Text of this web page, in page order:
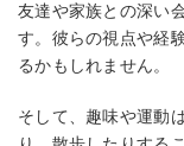
友達や家族との深い
す。彼らの視点や経
るかもしれません。
そして、趣味や運動